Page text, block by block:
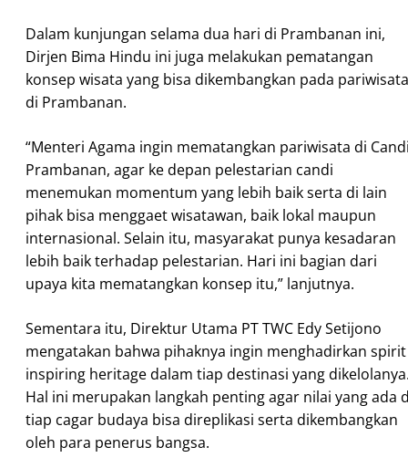
Dalam kunjungan selama dua hari di Prambanan ini,
Dirjen Bima Hindu ini juga melakukan pematangan
konsep wisata yang bisa dikembangkan pada pariwisata
di Prambanan.
“Menteri Agama ingin mematangkan pariwisata di
Prambanan, agar ke depan pelestarian candi
menemukan momentum yang lebih baik serta di lain
pihak bisa menggaet wisatawan, baik lokal maupun
internasional. Selain itu, masyarakat punya kesadaran
lebih baik terhadap pelestarian. Hari ini bagian dari
upaya kita mematangkan konsep itu,” lanjutnya.
Sementara itu, Direktur Utama PT TWC Edy Setijono
mengatakan bahwa pihaknya ingin menghadirkan spirit
inspiring heritage dalam tiap destinasi yang
Hal ini merupakan langkah penting agar nilai yang ada
tiap cagar budaya bisa direplikasi serta dikembangkan
oleh para penerus bangsa.